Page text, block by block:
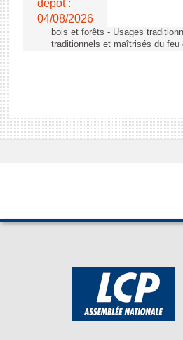
dépôt :
04/08/2026
bois et forêts - Usages
traditionnels et maîtrisés du